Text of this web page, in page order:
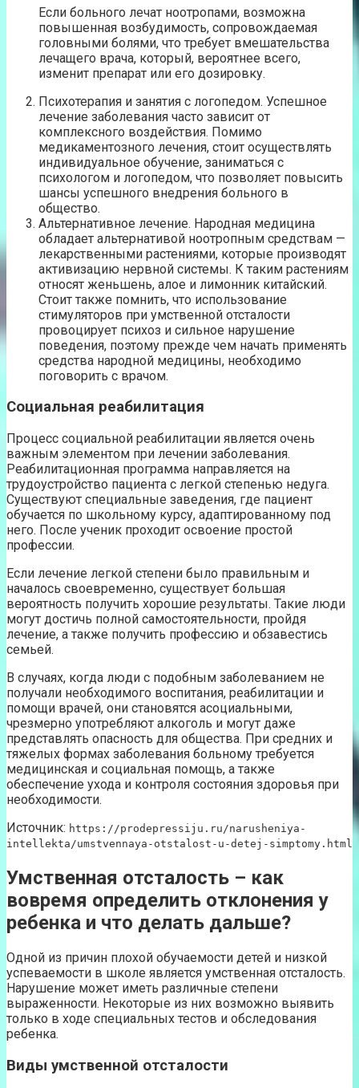
Если больного лечат ноотропами, возможна
повышенная возбудимость, сопровождаемая
головными болями, что требует вмешательства
лечащего врача, который, вероятнее всего,
изменит препарат или его дозировку.
Психотерапия и занятия с логопедом. Успешное
лечение заболевания часто зависит от
комплексного воздействия. Помимо
медикаментозного лечения, стоит осуществлять
индивидуальное обучение, заниматься с
психологом и логопедом, что позволяет повысить
шансы успешного внедрения больного в
общество.
Альтернативное лечение. Народная медицина
обладает альтернативой ноотропным средствам —
лекарственными растениями, которые производят
активизацию нервной системы. К таким растениям
относят женьшень, алое и лимонник китайский.
Стоит также помнить, что использование
стимуляторов при умственной отсталости
провоцирует психоз и сильное нарушение
поведения, поэтому прежде чем начать применять
средства народной медицины, необходимо
поговорить с врачом.
Социальная реабилитация
Процесс социальной реабилитации является очень
важным элементом при лечении заболевания.
Реабилитационная программа направляется на
трудоустройство пациента с легкой степенью недуга.
Существуют специальные заведения, где пациент
обучается по школьному курсу, адаптированному под
него. После ученик проходит освоение простой
профессии.
Если лечение легкой степени было правильным и
началось своевременно, существует большая
вероятность получить хорошие результаты. Такие люди
могут достичь полной самостоятельности, пройдя
лечение, а также получить профессию и обзавестись
семьей.
В случаях, когда люди с подобным заболеванием не
получали необходимого воспитания, реабилитации и
помощи врачей, они становятся асоциальными,
чрезмерно употребляют алкоголь и могут даже
представлять опасность для общества. При средних и
тяжелых формах заболевания больному требуется
медицинская и социальная помощь, а также
обеспечение ухода и контроля состояния здоровья при
необходимости.
Источник: https://prodepressiju.ru/narusheniya-
intellekta/umstvennaya-otstalost-u-detej-simptomy.html
Умственная отсталость – как
вовремя определить отклонения у
ребенка и что делать дальше?
Одной из причин плохой обучаемости детей и низкой
успеваемости в школе является умственная отсталость.
Нарушение может иметь различные степени
выраженности. Некоторые из них возможно выявить
только в ходе специальных тестов и обследования
ребенка.
Виды умственной отсталости